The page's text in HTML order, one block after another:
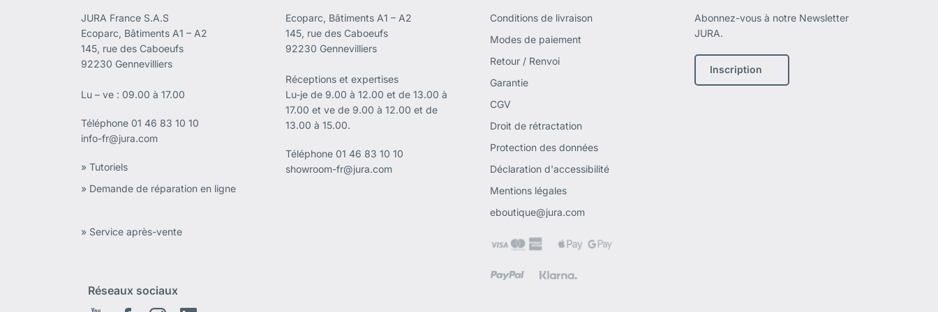
JURA France S.A.S
Ecoparc, Bâtiments A1 – A2
145, rue des Caboeufs
92230 Gennevilliers
Lu – ve : 09.00 à 17.00
Téléphone 01 46 83 10 10
info-fr@jura.com
» Tutoriels
» Demande de réparation en ligne
» Service après-vente
Ecoparc, Bâtiments A1 – A2
145, rue des Caboeufs
92230 Gennevilliers
Réceptions et expertises
Lu-je de 9.00 à 12.00 et de 13.00 à
17.00 et ve de 9.00 à 12.00 et de
13.00 à 15.00.
Téléphone 01 46 83 10 10
showroom-fr@jura.com
Conditions de livraison
Modes de paiement
Retour / Renvoi
Garantie
CGV
Droit de rétractation
Protection des données
Déclaration d'accessibilité
Mentions légales
eboutique@jura.com
Abonnez-vous à notre Newsletter
JURA.
Inscription
Réseaux sociaux